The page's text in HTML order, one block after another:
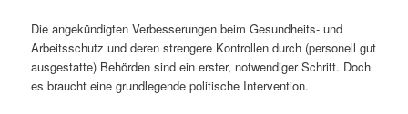
Die angekündigten Verbesserungen beim Gesundheits- und
Arbeitsschutz und deren strengere Kontrollen durch (personell gut
ausgestatte) Behörden sind ein erster, notwendiger Schritt. Doch
es braucht eine grundlegende politische Intervention.